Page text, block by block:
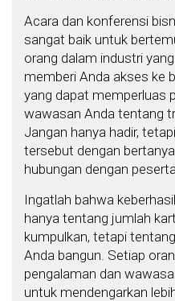
Acara dan konferensi
sangat baik untuk
orang dalam industri
memberi Anda akses ke
yang dapat memperluas
wawasan Anda tentang
Jangan hanya hadir,
tersebut dengan
hubungan dengan
Ingatlah bahwa
hanya tentang jumlah
kumpulkan, tetapi
Anda bangun. Setiap
pengalaman dan
untuk mendengarkan